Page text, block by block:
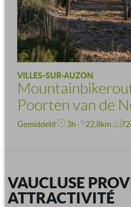
VILLES-SUR-AUZON
Poorten van de
Gemiddeld 3h 22.8km
VAUCLUSE
ATTRACTIVITÉ